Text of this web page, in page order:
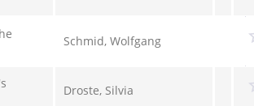
Schmid, Wolfgang
Droste, Silvia